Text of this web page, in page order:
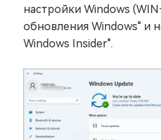
настройки Windows
обновления Windows" и
Windows Insider".